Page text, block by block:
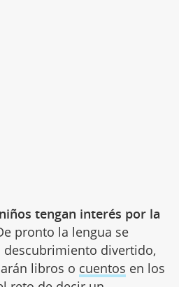
tengan interés por la
pronto la lengua se
divertido,
libros o cuentos en los